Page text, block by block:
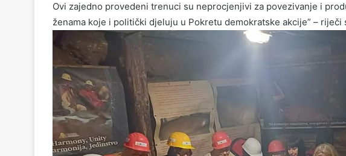
Ovi zajedno provedeni trenuci su neprocjenjivi za povezivanje i
ženama koje i politički djeluju u Pokretu demokratske akcije” –